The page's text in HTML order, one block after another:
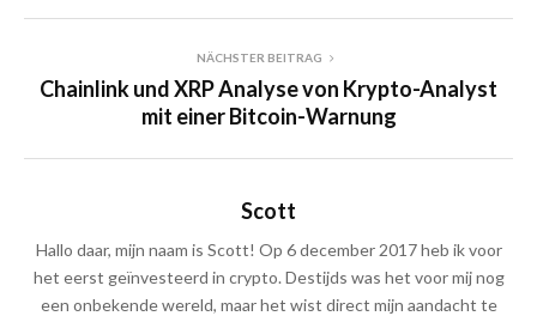
NÄCHSTER BEITRAG
Chainlink und XRP Analyse von Krypto-Analyst
mit einer Bitcoin-Warnung
Scott
Hallo daar, mijn naam is Scott! Op 6 december 2017 heb ik voor
het eerst geïnvesteerd in crypto. Destijds was het voor mij nog
een onbekende wereld, maar het wist direct mijn aandacht te